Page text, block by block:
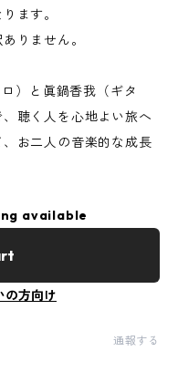
ます。
りません。
）と眞鍋香我（ギタ
聴く人を心地よい旅へ
お二人の音楽的な成長
available
の方向け
通報する